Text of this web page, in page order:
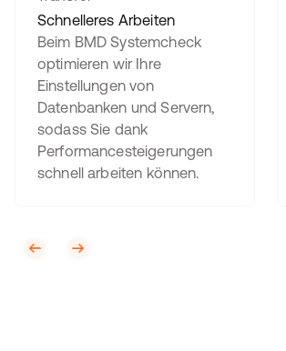
Schnelleres Arbeiten
Beim BMD Systemcheck
optimieren wir Ihre
Einstellungen von
Datenbanken und Servern,
sodass Sie dank
Performancesteigerungen
schnell arbeiten können.